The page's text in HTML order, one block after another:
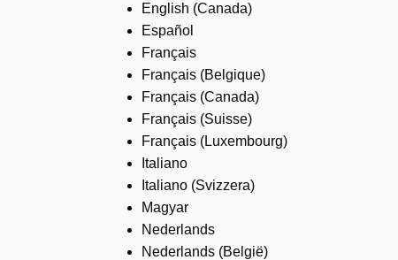
English (Canada)
Español
Français
Français (Belgique)
Français (Canada)
Français (Suisse)
Français (Luxembourg)
Italiano
Italiano (Svizzera)
Magyar
Nederlands
Nederlands (België)